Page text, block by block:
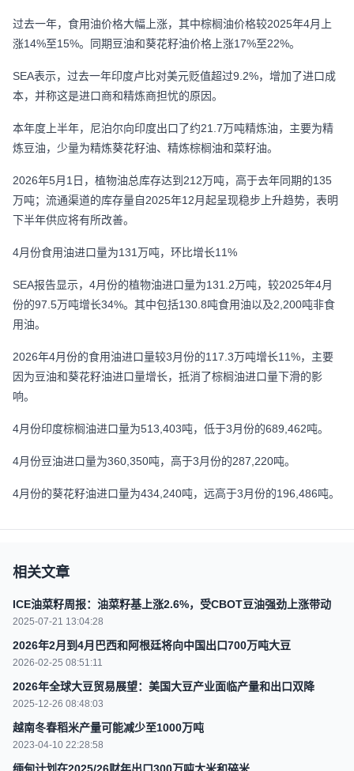
过去一年，食用油价格大幅上涨，其中棕榈油价格较2025年4月上
涨14%至15%。同期豆油和葵花籽油价格上涨17%至22%。
SEA表示，过去一年印度卢比对美元贬值超过9.2%，增加了进口成
本，并称这是进口商和精炼商担忧的原因。
本年度上半年，尼泊尔向印度出口了约21.7万吨精炼油，主要为精
炼豆油，少量为精炼葵花籽油、精炼棕榈油和菜籽油。
2026年5月1日，植物油总库存达到212万吨，高于去年同期的135
万吨；流通渠道的库存量自2025年12月起呈现稳步上升趋势，表明
下半年供应将有所改善。
4月份食用油进口量为131万吨，环比增长11%
SEA报告显示，4月份的植物油进口量为131.2万吨，较2025年4月
份的97.5万吨增长34%。其中包括130.8吨食用油以及2,200吨非食
用油。
2026年4月份的食用油进口量较3月份的117.3万吨增长11%，主要
因为豆油和葵花籽油进口量增长，抵消了棕榈油进口量下滑的影
响。
4月份印度棕榈油进口量为513,403吨，低于3月份的689,462吨。
4月份豆油进口量为360,350吨，高于3月份的287,220吨。
4月份的葵花籽油进口量为434,240吨，远高于3月份的196,486吨。
相关文章
ICE油菜籽周报：油菜籽基上涨2.6%，受CBOT豆油强劲上涨带动
2025-07-21 13:04:28
2026年2月到4月巴西和阿根廷将向中国出口700万吨大豆
2026-02-25 08:51:11
2026年全球大豆贸易展望：美国大豆产业面临产量和出口双降
2025-12-26 08:48:03
越南冬春稻米产量可能减少至1000万吨
2023-04-10 22:28:58